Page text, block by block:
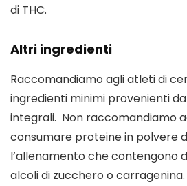
di THC.
Altri ingredienti
Raccomandiamo agli atleti di
ingredienti minimi provenienti
integrali.  Non raccomandiamo
consumare proteine ​​in polvere
l’allenamento che contengono
alcoli di zucchero o